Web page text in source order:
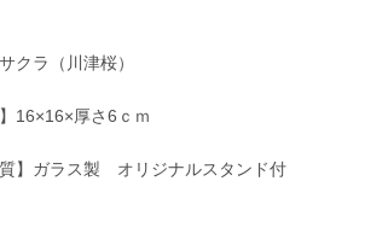
クラ（川津桜）
】16×16×厚さ6ｃｍ
質】ガラス製 オリジナルスタンド付